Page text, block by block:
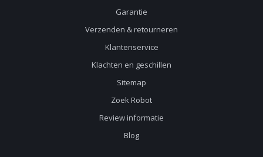
Garantie
Verzenden & retourneren
Klantenservice
Klachten en geschillen
Sitemap
Zoek Robot
Review informatie
Blog